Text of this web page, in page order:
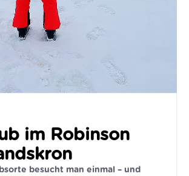
im Robinson
besucht man einmal – und